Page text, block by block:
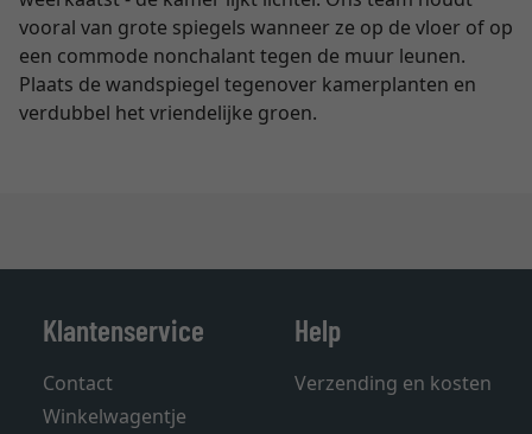
vooral van grote spiegels wanneer ze op de vloer of op
een commode nonchalant tegen de muur leunen.
Plaats de wandspiegel tegenover kamerplanten en
verdubbel het vriendelijke groen.
Klantenservice
Contact
Winkelwagentje
Help
Verzending en kosten